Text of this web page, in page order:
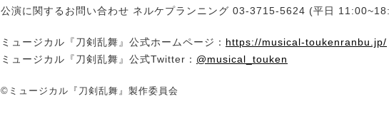
公演に関するお問い合わせ ネルケプランニング 03-3715-5624 (平日
ミュージカル『刀剣乱舞』公式ホームページ： https://musical-toukenranbu.jp/
ミュージカル『刀剣乱舞』公式Twitter： @musical_touken
©ミュージカル『刀剣乱舞』製作委員会